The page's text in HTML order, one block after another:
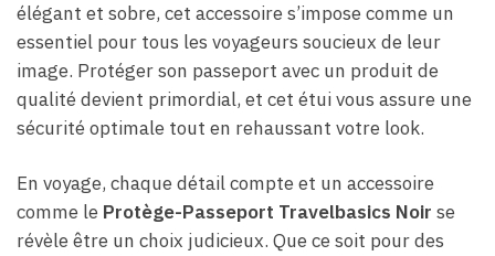
élégant et sobre, cet accessoire s’impose comme un
essentiel pour tous les voyageurs soucieux de leur
image. Protéger son passeport avec un produit de
qualité devient primordial, et cet étui vous assure une
sécurité optimale tout en rehaussant votre look.
En voyage, chaque détail compte et un accessoire
comme le Protège-Passeport Travelbasics Noir se
révèle être un choix judicieux. Que ce soit pour des